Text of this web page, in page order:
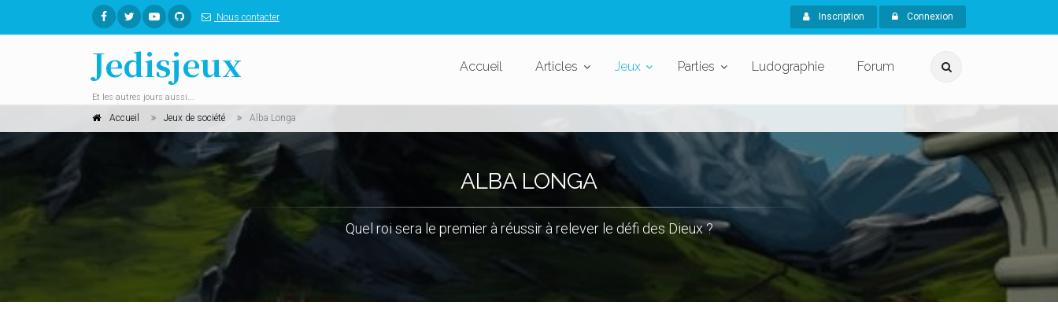
Nous contacter Inscription Connexion
Jedisjeux
Et les autres jours aussi...
Accueil Articles Jeux Parties Ludographie Forum
Accueil Jeux de société Alba Longa
ALBA LONGA
Quel roi sera le premier à réussir à relever le défi des Dieux ?